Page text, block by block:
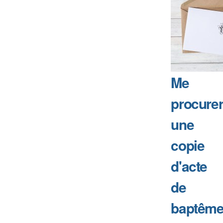
Me
procurer
une
copie
d'acte
de